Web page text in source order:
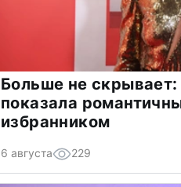
Больше не скрывает:
показала
избранником
6 августа 229